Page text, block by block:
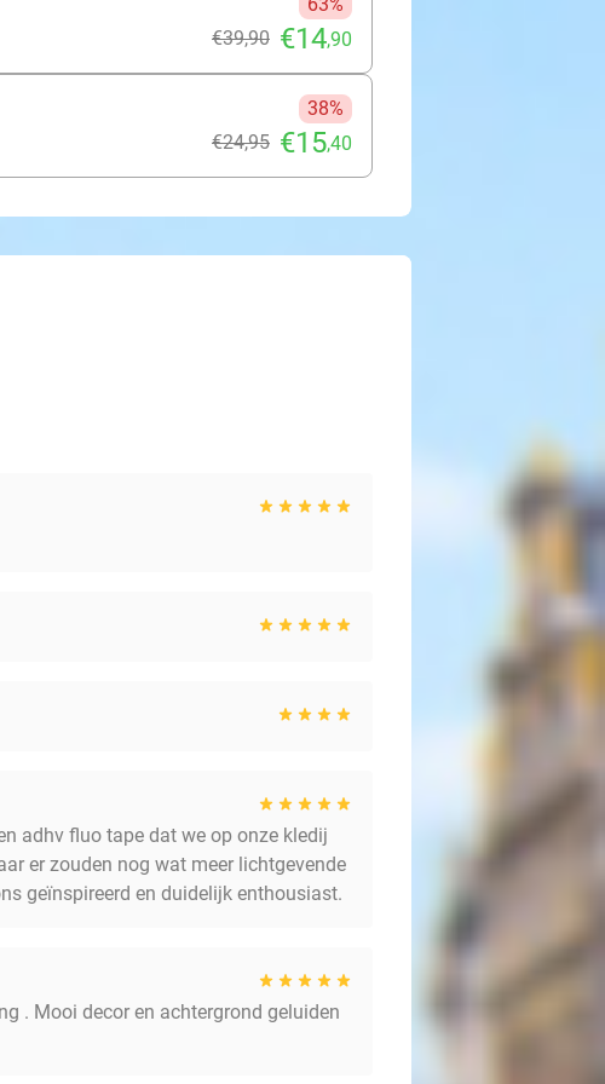
€39,90 €14,90
38%
€24,95 €15,40
adhv fluo tape dat we op onze kledij
er zouden nog wat meer lichtgevende
geïnspireerd en duidelijk enthousiast.
. Mooi decor en achtergrond geluiden